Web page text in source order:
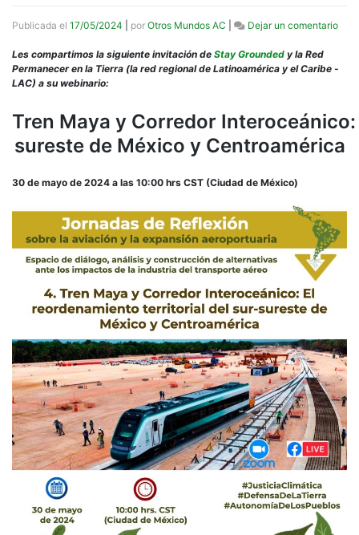
Publicada el 17/05/2024 por Otros Mundos AC Dejar un comentarioen
Tren
El
Les compartimos la siguiente invitación de Stay Grounded y la Red
Permanecer en la Tierra (la red regional de Latinoamérica y el Caribe -
LAC) a su webinario:
Tren Maya y Corredor
sureste de México y Centroamérica
30 de mayo de 2024 a las 10:00 hrs CST (Ciudad de México)